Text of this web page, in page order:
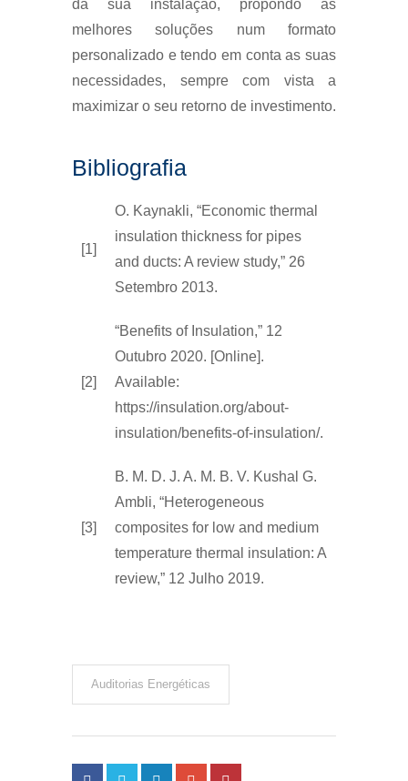
da sua instalação, propondo as
melhores soluções num formato
personalizado e tendo em conta as suas
necessidades, sempre com vista a
maximizar o seu retorno de investimento.
Bibliografia
[1]
O. Kaynakli, “Economic thermal
insulation thickness for pipes
and ducts: A review study,” 26
Setembro 2013.
[2]
“Benefits of Insulation,” 12
Outubro 2020. [Online].
Available:
https://insulation.org/about-
insulation/benefits-of-insulation/.
[3]
B. M. D. J. A. M. B. V. Kushal G.
Ambli, “Heterogeneous
composites for low and medium
temperature thermal insulation: A
review,” 12 Julho 2019.
Auditorias Energéticas